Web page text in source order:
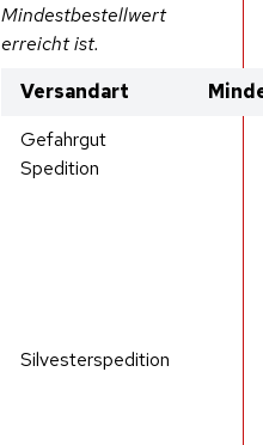
Mindestbestellwert
erreicht ist.
Versandart
Gefahrgut
Spedition
Silvesterspedition